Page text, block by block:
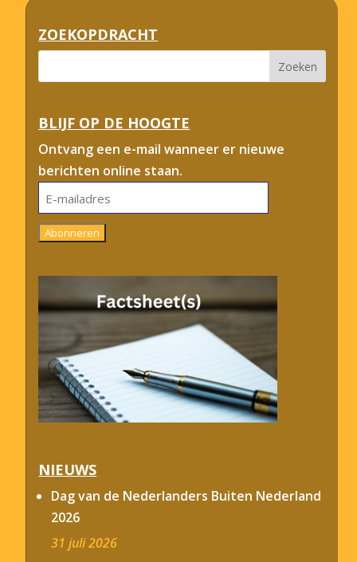
ZOEKOPDRACHT
BLIJF OP DE HOOGTE
Ontvang een e-mail wanneer er nieuwe
berichten online staan.
E-
mailadres
Abonneren
NIEUWS
Dag van de Nederlanders Buiten Nederland
2026
31 juli 2026